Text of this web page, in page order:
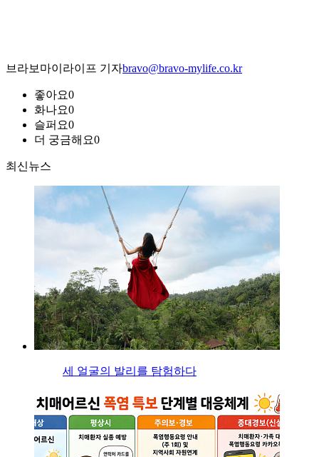
브라보마이라이프 기자bravo@bravo-mylife.co.kr
좋아요0
화나요0
슬퍼요0
더 궁금해요0
최신뉴스
세 얼굴의 발리를 탐험하다